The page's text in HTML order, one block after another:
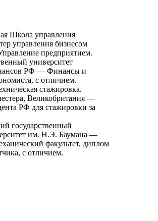
Школа управления
управления бизнесом
предприятием.
университет
РФ — Финансы и
с отличием.
стажировка.
Великобритания —
РФ для стажировки за
государственный
им. Н.Э. Баумана —
факультет, диплом
с отличием.